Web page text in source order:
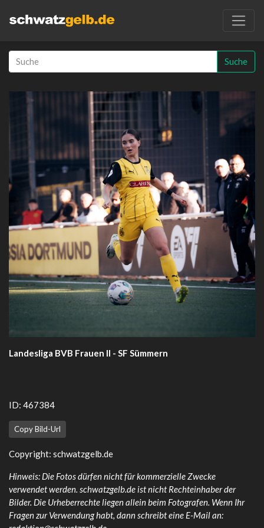
Suche
Landesliga BVB Frauen II - SF Sümmern
ID: 467384
Copy Bild-Url
Copyright: schwatzgelb.de
Hinweis: Die Fotos dürfen nicht für kommerzielle Zwecke
verwendet werden. schwatzgelb.de ist nicht Rechteinhaber der
Bilder. Die Urheberrechte liegen allein beim Fotografen. Wenn Ihr
Fragen zur Verwendung habt, dann schreibt eine E-Mail an: